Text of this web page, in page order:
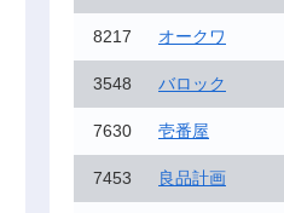
8217 オークワ
3548 バロック
7630 壱番屋
7453 良品計画